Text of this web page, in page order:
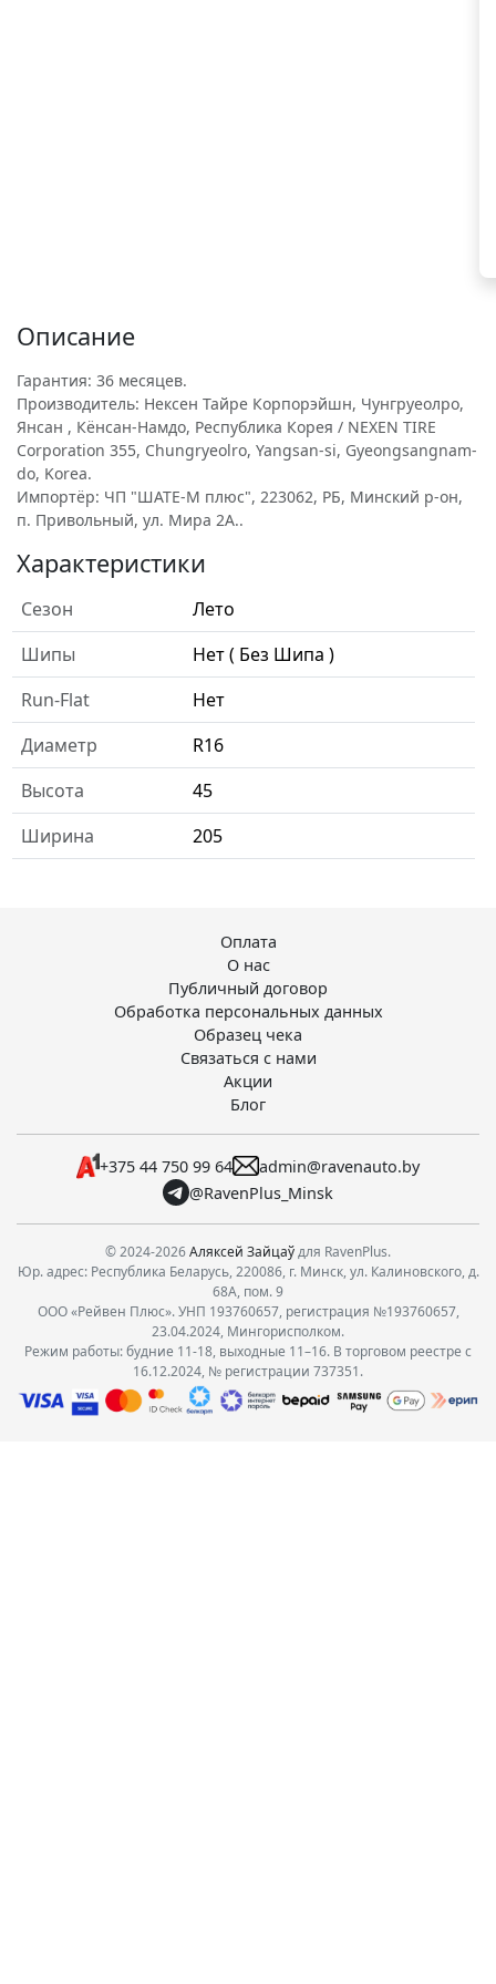
Описание
Гарантия: 36 месяцев.
Производитель: Нексен Тайре Корпорэйшн, Чунгруеолро,
Янсан , Кёнсан-Намдо, Республика Корея / NEXEN TIRE
Corporation 355, Chungryeolro, Yangsan-si, Gyeongsangnam-
do, Korea.
Импортёр: ЧП "ШАТЕ-М плюс", 223062, РБ, Минский р-он,
п. Привольный, ул. Мира 2А..
Характеристики
Сезон
Лето
Шипы
Нет ( Без Шипа )
Run-Flat
Нет
Диаметр
R16
Высота
45
Ширина
205
Оплата
О нас
Публичный договор
Обработка персональных данных
Образец чека
Связаться с нами
Акции
Блог
+375 44 750 99 64
admin@ravenauto.by
@RavenPlus_Minsk
© 2024-2026Аляксей Зайцаўдля RavenPlus.
Юр. адрес: Республика Беларусь, 220086, г. Минск, ул. Калиновского, д.
68А, пом. 9
ООО «Рейвен Плюс». УНП 193760657, регистрация №193760657,
23.04.2024, Мингорисполком.
Режим работы: будние 11-18, выходные 11–16. В торговом реестре с
16.12.2024, № регистрации 737351.